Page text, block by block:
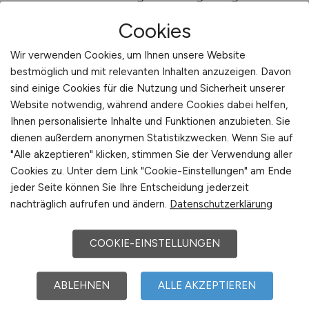
frühzeitig Strategien entwickeln, um fachlich
und persönlich zu wachsen. Eine kontinuierliche
Weiterbildung ist dabei ebenso wichtig wie die
Bereitschaft, Verantwortung zu übernehmen.
Kliniken bieten vielfältige
Entwicklungsprogramme, die es ermöglichen,
Karrierepfade individuell zu gestalten – von der
spezialisierten Fachhebamme bis hin zu
leitenden Positionen im Geburtsmanagement.
Engagement, Erfahrung und
Weiterbildungsbereitschaft ab. Viele Kliniken
fördern ihre Mitarbeiter aktiv, indem sie
Fortbildungen finanzieren oder Teilnahme an
Cookies
Wir verwenden Cookies, um Ihnen unsere Website
bestmöglich und mit relevanten Inhalten anzuzeigen. Davon
sind einige Cookies für die Nutzung und Sicherheit unserer
Website notwendig, während andere Cookies dabei helfen,
Ihnen personalisierte Inhalte und Funktionen anzubieten. Sie
dienen außerdem anonymen Statistikzwecken. Wenn Sie auf
"Alle akzeptieren" klicken, stimmen Sie der Verwendung aller
Cookies zu. Unter dem Link "Cookie-Einstellungen" am Ende
jeder Seite können Sie Ihre Entscheidung jederzeit
nachträglich aufrufen und ändern. Datenschutzerklärung
COOKIE-EINSTELLUNGEN
ABLEHNEN ALLE AKZEPTIEREN